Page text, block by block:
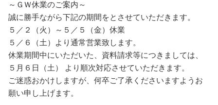
～ＧＷ休業のご案内～
誠に勝手ながら下記の期間をとさせていただきます。
５／２（火）～５／５（金）休業
５／６（土）より通常営業致します。
休業期間中にいただいた、資料請求等につきましては、
５月６日（土） より順次対応させていただきます。
ご迷惑おかけしますが、何卒ご了承くださいますようお
願い申し上げます。